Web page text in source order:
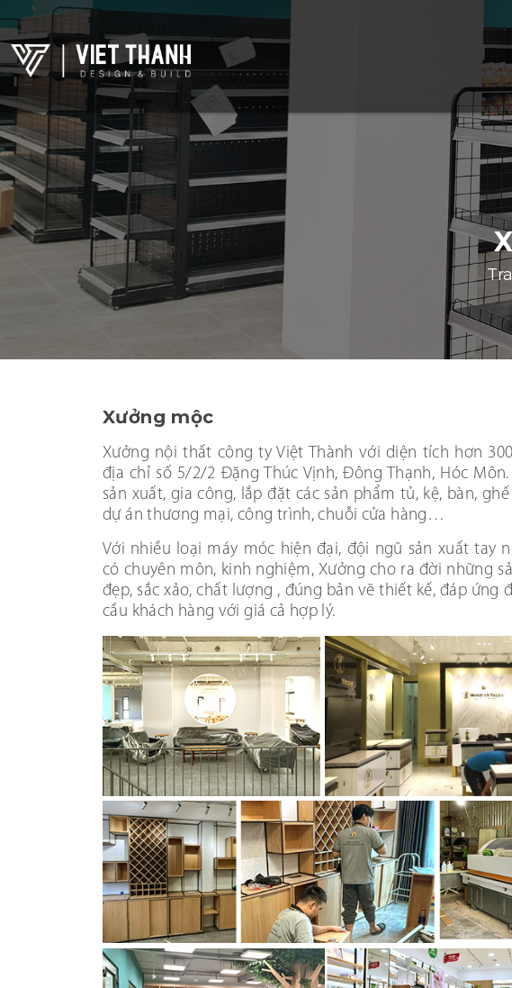
Xưởng mộc
Xưởng nội thất công ty Việt Thành với diện tích hơn
địa chỉ số 5/2/2 Đặng Thúc Vịnh, Đông Thạnh, Hóc Môn.
sản xuất, gia công, lắp đặt các sản phẩm tủ, kệ, bàn,
dự án thương mại, công trình, chuỗi cửa hàng…
Với nhiều loại máy móc hiện đại, đội ngũ sản xuất tay
có chuyên môn, kinh nghiệm, Xưởng cho ra đời những
đẹp, sắc xảo, chất lượng , đúng bản vẽ thiết kế, đáp ứng
cầu khách hàng với giá cả hợp lý.